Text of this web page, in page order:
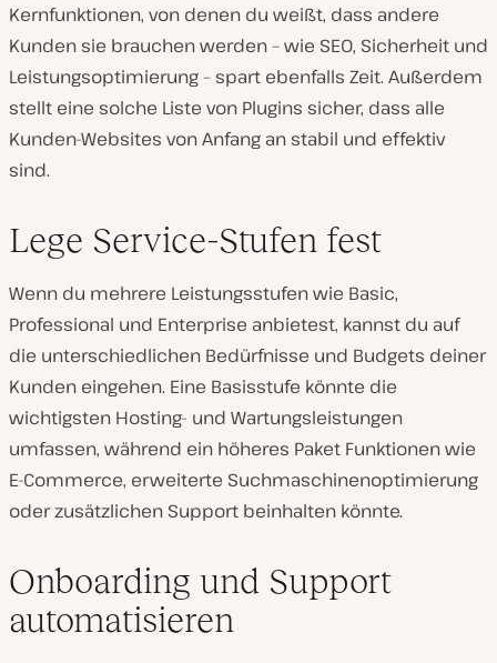
Kernfunktionen, von denen du weißt, dass andere
Kunden sie brauchen werden – wie SEO, Sicherheit und
Leistungsoptimierung – spart ebenfalls Zeit. Außerdem
stellt eine solche Liste von Plugins sicher, dass alle
Kunden-Websites von Anfang an stabil und effektiv
sind.
Lege Service-Stufen fest
Wenn du mehrere Leistungsstufen wie Basic,
Professional und Enterprise anbietest, kannst du auf
die unterschiedlichen Bedürfnisse und Budgets deiner
Kunden eingehen. Eine Basisstufe könnte die
wichtigsten Hosting- und Wartungsleistungen
umfassen, während ein höheres Paket Funktionen wie
E-Commerce, erweiterte Suchmaschinenoptimierung
oder zusätzlichen Support beinhalten könnte.
Onboarding und Support
automatisieren